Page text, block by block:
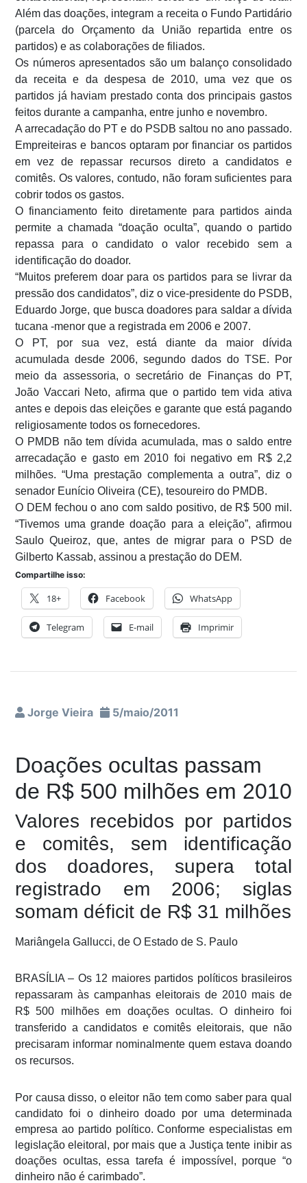
Além das doações, integram a receita o Fundo Partidário
(parcela do Orçamento da União repartida entre os
partidos) e as colaborações de filiados.
Os números apresentados são um balanço consolidado
da receita e da despesa de 2010, uma vez que os
partidos já haviam prestado conta dos principais gastos
feitos durante a campanha, entre junho e novembro.
A arrecadação do PT e do PSDB saltou no ano passado.
Empreiteiras e bancos optaram por financiar os partidos
em vez de repassar recursos direto a candidatos e
comitês. Os valores, contudo, não foram suficientes para
cobrir todos os gastos.
O financiamento feito diretamente para partidos ainda
permite a chamada “doação oculta”, quando o partido
repassa para o candidato o valor recebido sem a
identificação do doador.
“Muitos preferem doar para os partidos para se livrar da
pressão dos candidatos”, diz o vice-presidente do PSDB,
Eduardo Jorge, que busca doadores para saldar a dívida
tucana -menor que a registrada em 2006 e 2007.
O PT, por sua vez, está diante da maior dívida
acumulada desde 2006, segundo dados do TSE. Por
meio da assessoria, o secretário de Finanças do PT,
João Vaccari Neto, afirma que o partido tem vida ativa
antes e depois das eleições e garante que está pagando
religiosamente todos os fornecedores.
O PMDB não tem dívida acumulada, mas o saldo entre
arrecadação e gasto em 2010 foi negativo em R$ 2,2
milhões. “Uma prestação complementa a outra”, diz o
senador Eunício Oliveira (CE), tesoureiro do PMDB.
O DEM fechou o ano com saldo positivo, de R$ 500 mil.
“Tivemos uma grande doação para a eleição”, afirmou
Saulo Queiroz, que, antes de migrar para o PSD de
Gilberto Kassab, assinou a prestação do DEM.
Compartilhe isso:
18+ Facebook WhatsApp
Telegram E-mail Imprimir
Jorge Vieira 5/maio/2011
Doações ocultas passam
de R$ 500 milhões em 2010
Valores recebidos por partidos
e comitês, sem identificação
dos doadores, supera total
registrado em 2006; siglas
somam déficit de R$ 31 milhões
Mariângela Gallucci, de O Estado de S. Paulo
BRASÍLIA – Os 12 maiores partidos políticos brasileiros
repassaram às campanhas eleitorais de 2010 mais de
R$ 500 milhões em doações ocultas. O dinheiro foi
transferido a candidatos e comitês eleitorais, que não
precisaram informar nominalmente quem estava doando
os recursos.
Por causa disso, o eleitor não tem como saber para qual
candidato foi o dinheiro doado por uma determinada
empresa ao partido político. Conforme especialistas em
legislação eleitoral, por mais que a Justiça tente inibir as
doações ocultas, essa tarefa é impossível, porque “o
dinheiro não é carimbado”.